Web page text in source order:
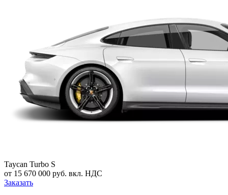
Taycan Turbo S
от 15 670 000 руб. вкл. НДС
Заказать